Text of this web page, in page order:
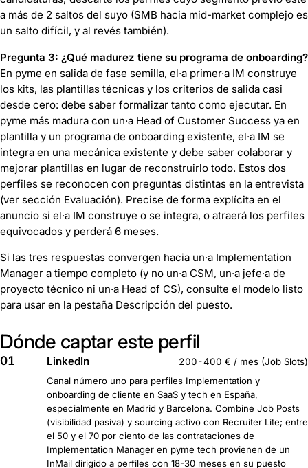
a más de 2 saltos del suyo (SMB hacia mid-market complejo es
un salto difícil, y al revés también).
Pregunta 3: ¿Qué madurez tiene su programa de onboarding?
En pyme en salida de fase semilla, el·a primer·a IM construye
los kits, las plantillas técnicas y los criterios de salida casi
desde cero: debe saber formalizar tanto como ejecutar. En
pyme más madura con un·a Head of Customer Success ya en
plantilla y un programa de onboarding existente, el·a IM se
integra en una mecánica existente y debe saber colaborar y
mejorar plantillas en lugar de reconstruirlo todo. Estos dos
perfiles se reconocen con preguntas distintas en la entrevista
(ver sección Evaluación). Precise de forma explícita en el
anuncio si el·a IM construye o se integra, o atraerá los perfiles
equivocados y perderá 6 meses.
Si las tres respuestas convergen hacia un·a Implementation
Manager a tiempo completo (y no un·a CSM, un·a jefe·a de
proyecto técnico ni un·a Head of CS), consulte el modelo listo
para usar en la pestaña Descripción del puesto.
Dónde captar este perfil
01 LinkedIn
200-400 € / mes (Job Slots)
Canal número uno para perfiles Implementation y
onboarding de cliente en SaaS y tech en España,
especialmente en Madrid y Barcelona. Combine Job Posts
(visibilidad pasiva) y sourcing activo con Recruiter Lite; entre
el 50 y el 70 por ciento de las contrataciones de
Implementation Manager en pyme tech provienen de un
InMail dirigido a perfiles con 18-30 meses en su puesto